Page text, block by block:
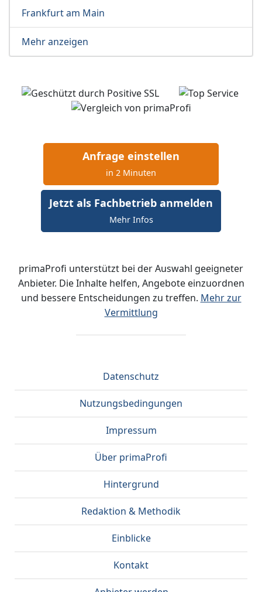
Frankfurt am Main
Mehr anzeigen
Anfrage einstellen
in 2 Minuten
Jetzt als Fachbetrieb anmelden
Mehr Infos
primaProfi unterstützt bei der Auswahl geeigneter
Anbieter. Die Inhalte helfen, Angebote einzuordnen
und bessere Entscheidungen zu treffen. Mehr zur
Vermittlung
Datenschutz
Nutzungsbedingungen
Impressum
Über primaProfi
Hintergrund
Redaktion & Methodik
Einblicke
Kontakt